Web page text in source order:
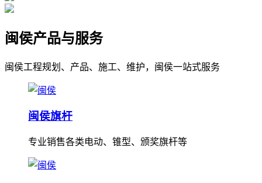
闽侯产品与服务
闽侯工程规划、产品、施工、维护，闽侯一站式服务
闽侯旗杆
专业销售各类电动、锥型、颁奖旗杆等